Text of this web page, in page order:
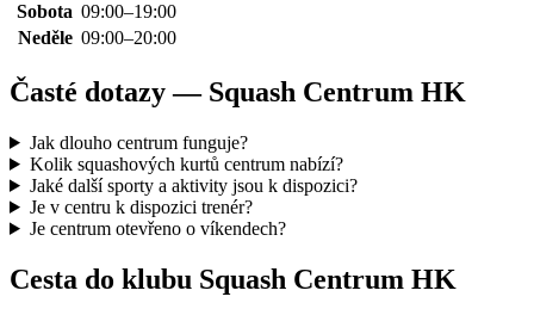
Sobota 09:00–19:00
Neděle 09:00–20:00
Časté dotazy — Squash Centrum HK
Jak dlouho centrum funguje?
Kolik squashových kurtů centrum nabízí?
Jaké další sporty a aktivity jsou k dispozici?
Je v centru k dispozici trenér?
Je centrum otevřeno o víkendech?
Cesta do klubu Squash Centrum HK